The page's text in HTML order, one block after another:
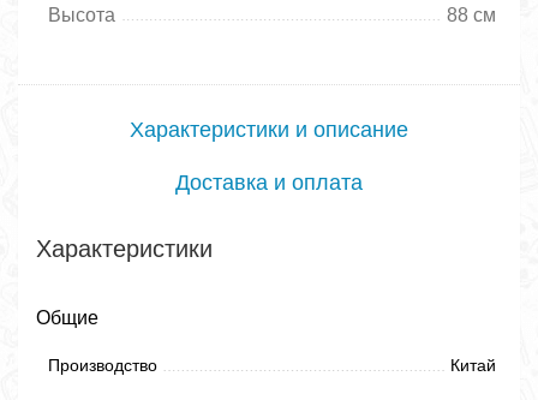
Высота
88 см
Характеристики и описание
Доставка и оплата
Характеристики
Общие
Производство Китай